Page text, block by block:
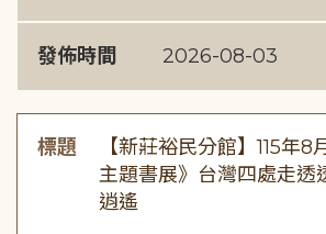
發佈時間 2026-08-03
標題
【新莊裕民分館】115年
主題書展》台灣四處走透
逍遙